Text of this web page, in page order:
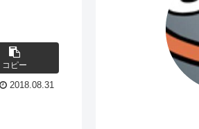
コピー
2018.08.31